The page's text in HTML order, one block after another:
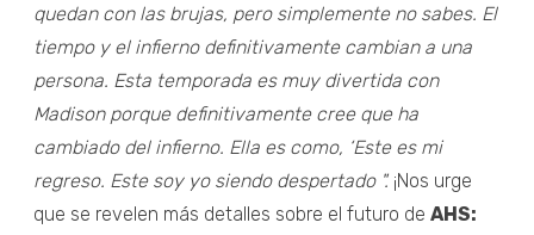
quedan con las brujas, pero simplemente no sabes. El
tiempo y el infierno definitivamente cambian a una
persona. Esta temporada es muy divertida con
Madison porque definitivamente cree que ha
cambiado del infierno. Ella es como, ‘Este es mi
regreso. Este soy yo siendo despertado ". ¡Nos urge
que se revelen más detalles sobre el futuro de AHS: